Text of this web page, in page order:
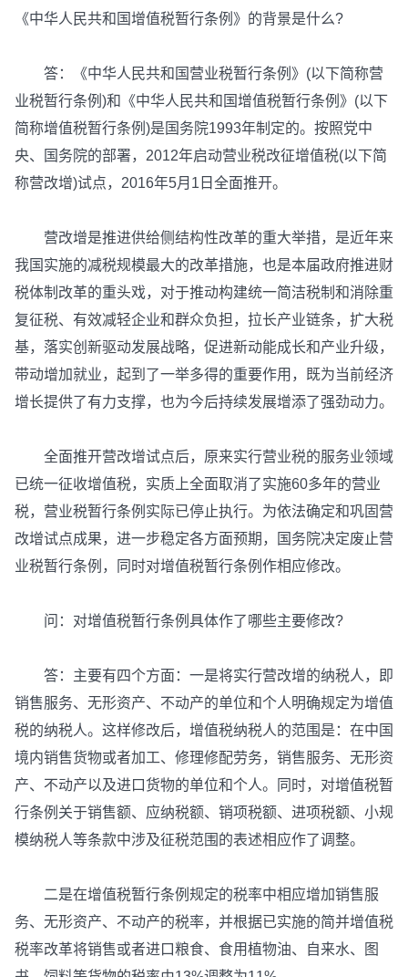
《中华人民共和国增值税暂行条例》的背景是什么?
答：《中华人民共和国营业税暂行条例》(以下简称营
业税暂行条例)和《中华人民共和国增值税暂行条例》(以下
简称增值税暂行条例)是国务院1993年制定的。按照党中
央、国务院的部署，2012年启动营业税改征增值税(以下简
称营改增)试点，2016年5月1日全面推开。
营改增是推进供给侧结构性改革的重大举措，是近年来
我国实施的减税规模最大的改革措施，也是本届政府推进财
税体制改革的重头戏，对于推动构建统一简洁税制和消除重
复征税、有效减轻企业和群众负担，拉长产业链条，扩大税
基，落实创新驱动发展战略，促进新动能成长和产业升级，
带动增加就业，起到了一举多得的重要作用，既为当前经济
增长提供了有力支撑，也为今后持续发展增添了强劲动力。
全面推开营改增试点后，原来实行营业税的服务业领域
已统一征收增值税，实质上全面取消了实施60多年的营业
税，营业税暂行条例实际已停止执行。为依法确定和巩固营
改增试点成果，进一步稳定各方面预期，国务院决定废止营
业税暂行条例，同时对增值税暂行条例作相应修改。
问：对增值税暂行条例具体作了哪些主要修改?
答：主要有四个方面：一是将实行营改增的纳税人，即
销售服务、无形资产、不动产的单位和个人明确规定为增值
税的纳税人。这样修改后，增值税纳税人的范围是：在中国
境内销售货物或者加工、修理修配劳务，销售服务、无形资
产、不动产以及进口货物的单位和个人。同时，对增值税暂
行条例关于销售额、应纳税额、销项税额、进项税额、小规
模纳税人等条款中涉及征税范围的表述相应作了调整。
二是在增值税暂行条例规定的税率中相应增加销售服
务、无形资产、不动产的税率，并根据已实施的简并增值税
税率改革将销售或者进口粮食、食用植物油、自来水、图